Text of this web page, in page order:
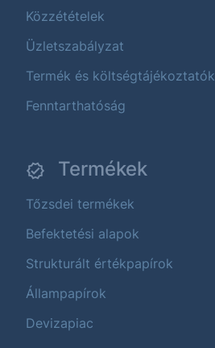
Közzétételek
Üzletszabályzat
Termék és költségtájékoztatók
Fenntarthatóság
Termékek
Tőzsdei termékek
Befektetési alapok
Strukturált értékpapírok
Állampapírok
Devizapiac